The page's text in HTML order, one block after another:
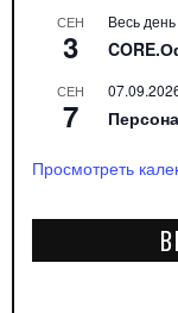
СЕН
3
Весь день
СЕН
7
Просмотреть